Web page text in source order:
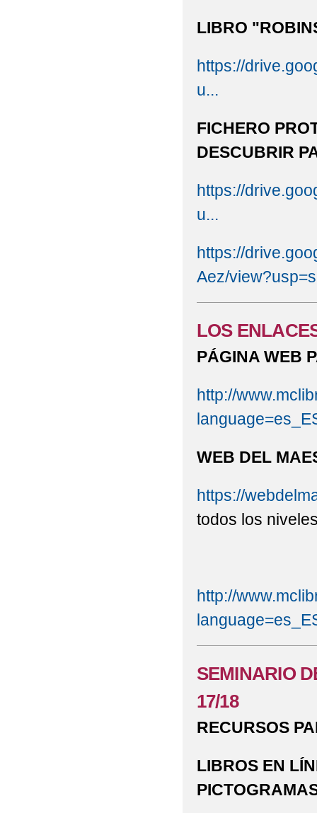
LIBRO
https://
u...
FICHERO
DESCUBRIR
https://
u...
https://
Aez/
LOS
PÁGINA WEB
http://
WEB DEL
https://
todos los
http://
SEMINARIO
17/18
RECURSOS
LIBROS EN